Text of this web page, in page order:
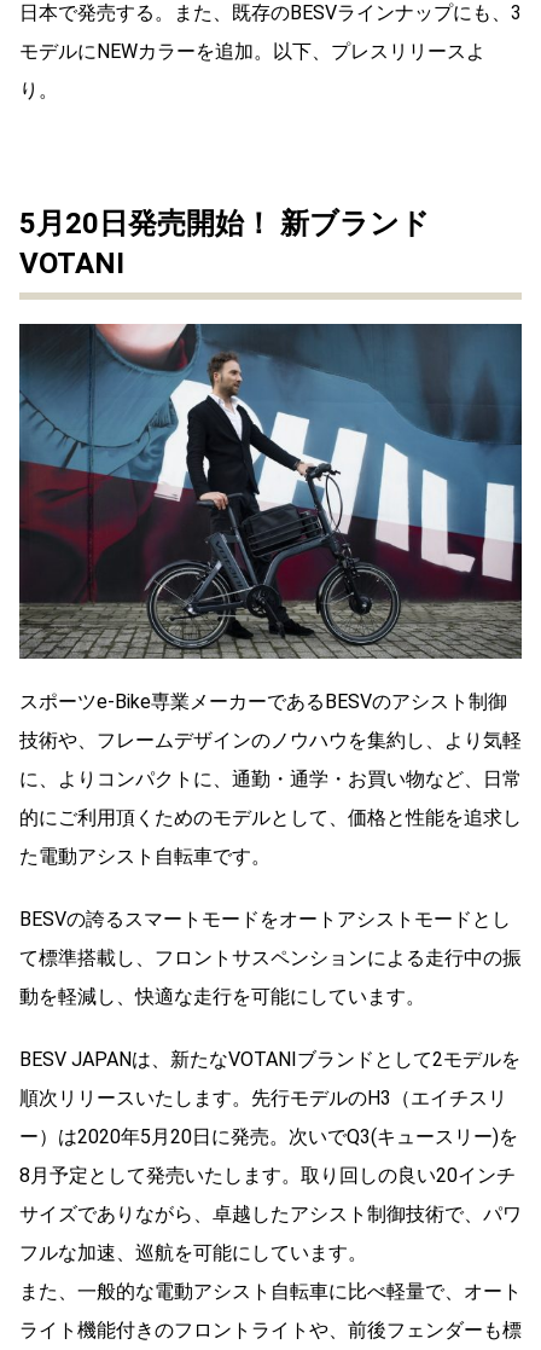
日本で発売する。また、既存のBESVラインナップにも、3
モデルにNEWカラーを追加。以下、プレスリリースよ
り。
5月20日発売開始！ 新ブランド
VOTANI
スポーツe-Bike専業メーカーであるBESVのアシスト制御
技術や、フレームデザインのノウハウを集約し、より気軽
に、よりコンパクトに、通勤・通学・お買い物など、日常
的にご利用頂くためのモデルとして、価格と性能を追求し
た電動アシスト自転車です。
BESVの誇るスマートモードをオートアシストモードとし
て標準搭載し、フロントサスペンションによる走行中の振
動を軽減し、快適な走行を可能にしています。
BESV JAPANは、新たなVOTANIブランドとして2モデルを
順次リリースいたします。先行モデルのH3（エイチスリ
ー）は2020年5月20日に発売。次いでQ3(キュースリー)を
8月予定として発売いたします。取り回しの良い20インチ
サイズでありながら、卓越したアシスト制御技術で、パワ
フルな加速、巡航を可能にしています。
また、一般的な電動アシスト自転車に比べ軽量で、オート
ライト機能付きのフロントライトや、前後フェンダーも標